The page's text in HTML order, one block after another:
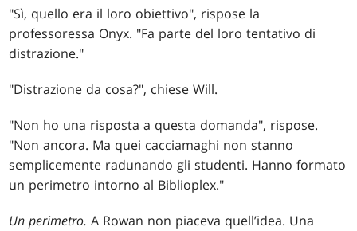
"Sì, quello era il loro obiettivo", rispose la
professoressa Onyx. "Fa parte del loro tentativo di
distrazione."
"Distrazione da cosa?", chiese Will.
"Non ho una risposta a questa domanda", rispose.
"Non ancora. Ma quei cacciamaghi non stanno
semplicemente radunando gli studenti. Hanno formato
un perimetro intorno al Biblioplex."
Un perimetro.A Rowan non piaceva quell’idea. Una